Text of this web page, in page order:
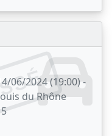
06/2024 (19:00) -
du Rhône